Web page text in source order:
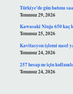
Türkiye’de gün batımı
Temmuz 29, 2026
Kawasaki Ninja 650 kaç
Temmuz 25, 2026
Kavitasyon işlemi nasıl
Temmuz 24, 2026
257 hesap ne için
Temmuz 24, 2026